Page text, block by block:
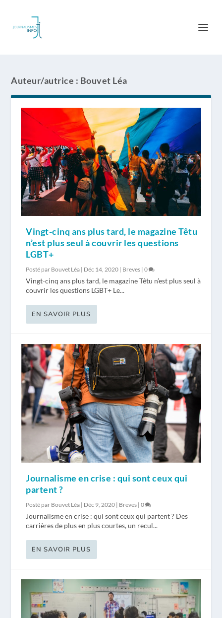
Auteur/autrice : Bouvet Léa
Vingt-cinq ans plus tard, le magazine Têtu
n’est plus seul à couvrir les questions
LGBT+
Posté par Bouvet Léa | Déc 14, 2020 | Breves |0
Vingt-cinq ans plus tard, le magazine Têtu n’est plus seul à
couvrir les questions LGBT+ Le...
EN SAVOIR PLUS
Journalisme en crise : qui sont ceux qui
partent ?
Posté par Bouvet Léa | Déc 9, 2020 | Breves |0
Journalisme en crise : qui sont ceux qui partent ? Des
carrières de plus en plus courtes, un recul...
EN SAVOIR PLUS